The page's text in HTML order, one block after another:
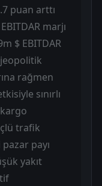
puan arttı
marjı
$ EBITDAR
rağmen
sınırlı
trafik
payı
yakıt